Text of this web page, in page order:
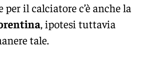
il calciatore c’è anche la
, ipotesi tuttavia
tale.